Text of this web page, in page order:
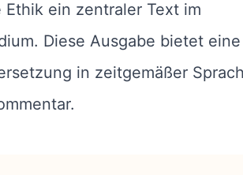
Ethik ein zentraler Text im
Diese Ausgabe bietet
in zeitgemäßer